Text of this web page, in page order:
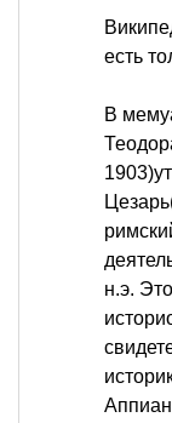
есть
В
н.э.